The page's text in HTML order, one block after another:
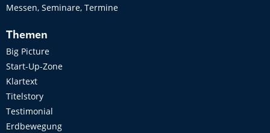
Messen, Seminare, Termine
Themen
Big Picture
Start-Up-Zone
Klartext
Titelstory
Testimonial
Erdbewegung